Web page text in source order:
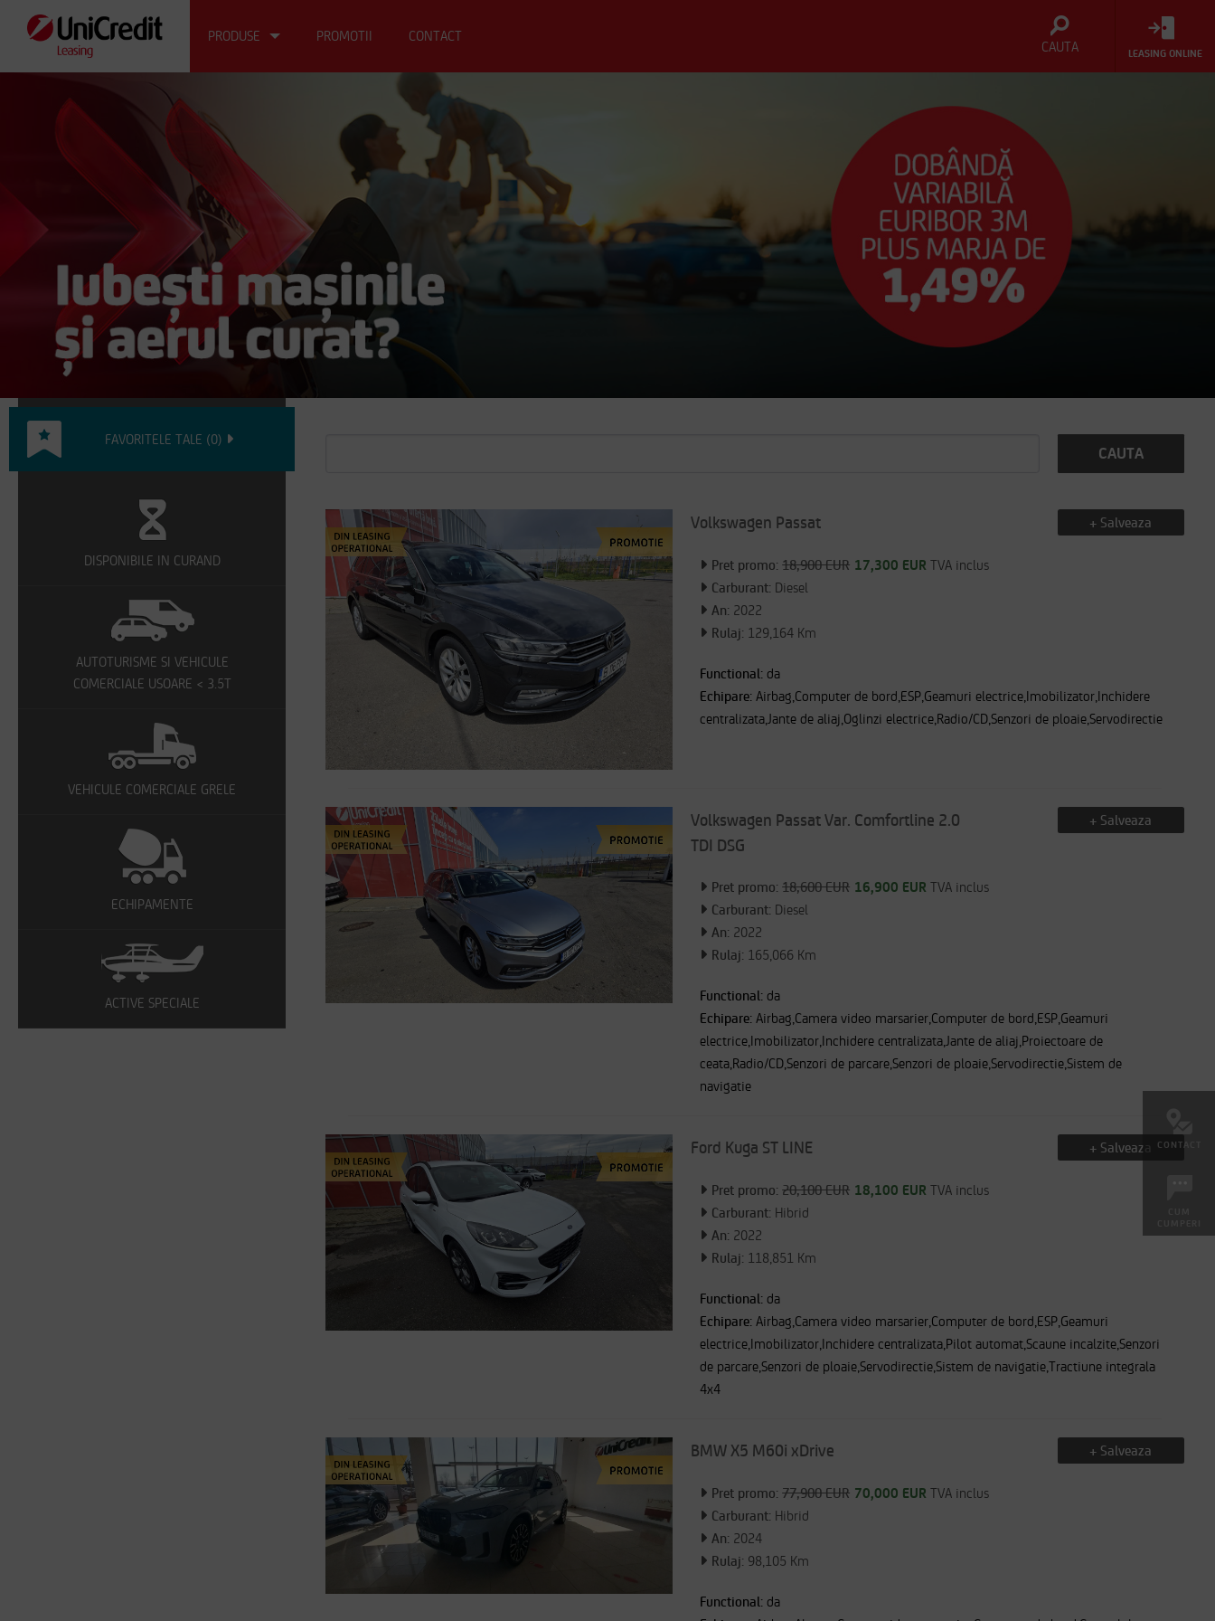
PRODUSE PROMOTII CONTACT
CAUTA LEASING ONLINE
FAVORITELE TALE (0)
DISPONIBILE IN CURAND
AUTOTURISME SI VEHICULE
COMERCIALE USOARE < 3.5T
VEHICULE COMERCIALE GRELE
ECHIPAMENTE
ACTIVE SPECIALE
CAUTA
Volkswagen Passat + Salveaza
Pret promo:18,900 EUR 17,300 EUR TVA inclus
Carburant: Diesel
An: 2022
Rulaj: 129,164 Km
Functional: da
Echipare:Airbag,Computer de bord,ESP,Geamuri electrice,Imobilizator,Inchidere
centralizata,Jante de aliaj,Oglinzi electrice,Radio/CD,Senzori de ploaie,Servodirectie
Volkswagen Passat Var. Comfortline 2.0
TDI DSG
+ Salveaza
Pret promo:18,600 EUR 16,900 EUR TVA inclus
Carburant: Diesel
An: 2022
Rulaj: 165,066 Km
Functional: da
Echipare:Airbag,Camera video marsarier,Computer de bord,ESP,Geamuri
electrice,Imobilizator,Inchidere centralizata,Jante de aliaj,Proiectoare de
ceata,Radio/CD,Senzori de parcare,Senzori de ploaie,Servodirectie,Sistem de
navigatie
Ford Kuga ST LINE + Salveaza
Pret promo:20,100 EUR 18,100 EUR TVA inclus
Carburant: Hibrid
An: 2022
Rulaj: 118,851 Km
Functional: da
Echipare:Airbag,Camera video marsarier,Computer de bord,ESP,Geamuri
electrice,Imobilizator,Inchidere centralizata,Pilot automat,Scaune incalzite,Senzori
de parcare,Senzori de ploaie,Servodirectie,Sistem de navigatie,Tractiune integrala
4x4
BMW X5 M60i xDrive + Salveaza
Pret promo:77,900 EUR 70,000 EUR TVA inclus
Carburant: Hibrid
An: 2024
Rulaj: 98,105 Km
Functional: da
CONTACT